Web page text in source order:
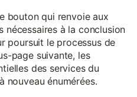
bouton qui renvoie aux
nécessaires à la conclusion
poursuit le processus de
page suivante, les
des services du
nouveau énumérées.